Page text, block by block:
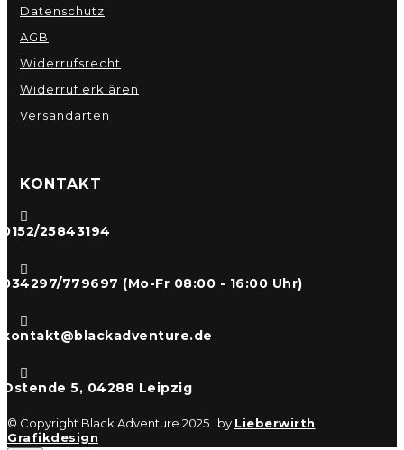
Datenschutz
AGB
Widerrufsrecht
Widerruf erklären
Versandarten
KONTAKT

0152/25843194

034297/779697 (Mo-Fr 08:00 - 16:00 Uhr)

kontakt@blackadventure.de

Ostende 5, 04288 Leipzig
© Copyright Black Adventure 2025. by Lieberwirth
Grafikdesign